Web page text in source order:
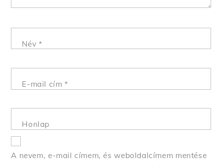
Név *
E-mail cím*
Honlap
A nevem, e-mail címem, és weboldalcímem mentése